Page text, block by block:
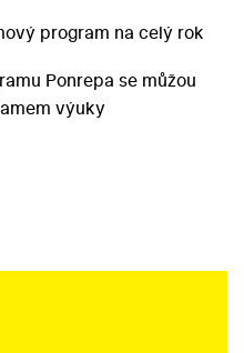
program na celý rok
Ponrepa se můžou
výuky